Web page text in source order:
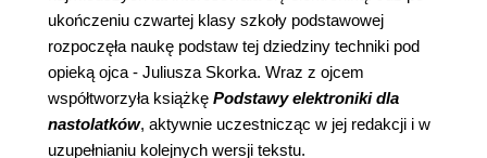
ukończeniu czwartej klasy szkoły podstawowej
rozpoczęła naukę podstaw tej dziedziny techniki pod
opieką ojca - Juliusza Skorka. Wraz z ojcem
współtworzyła książkę Podstawy elektroniki dla
nastolatków, aktywnie uczestnicząc w jej redakcji i w
uzupełnianiu kolejnych wersji tekstu.